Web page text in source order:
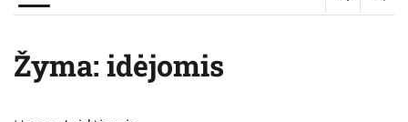
Žyma: idėjomis